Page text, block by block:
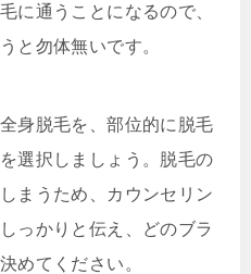
に通うことになるので、
と勿体無いです。
身脱毛を、部位的に脱毛
選択しましょう。脱毛の
まうため、カウンセリン
っかりと伝え、どのブラ
めてください。